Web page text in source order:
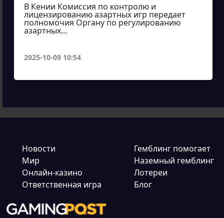
В Кении Комиссия по контролю и
лицензированию азартных игр передает
полномочия Органу по регулированию
азартных...
2025-10-09 10:54
Новости
Мир
Онлайн-казино
Ответственная игра
Гемблинг помогает
Наземный гемблинг
Лотереи
Блог